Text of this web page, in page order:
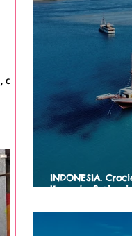
INDONESIA.
Komodo: 3